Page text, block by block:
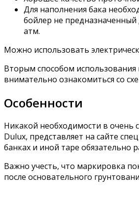
Для наполнения бака
бойлер не
атм.
Можно использовать
Вторым способом использования
внимательно ознакомиться со
Особенности
Никакой необходимости в очень
Dulux, представляет на сайте
банках и иной таре обязательно
Важно учесть, что маркировка
после основательного